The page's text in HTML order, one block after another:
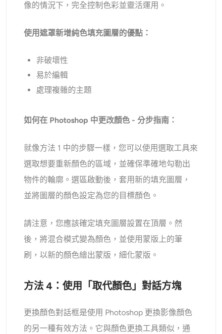
像的情況下，完全控制色彩並靈活運用。
使用遮罩新增純色填充圖層的優點：
非破壞性
易於編輯
處理複雜的主題
如何在 Photoshop 中更改顏色 - 分步指南：
就像方法 1 中的步驟一樣，您可以使用選取工具來
選取想要重新顏色的區域，並確保準確地勾勒出
物件的輪廓。選區啟動後，套用新的填充圖層，
並將圖層的顏色設定為您的目標顏色。
請注意，您應該確定填充圖層設置在頂層。然
後，將混合模式變為顏色，並使用蒙版上的筆
刷，以新的顏色繪出蒙版，細化蒙版。
方法 4：使用「取代顏色」對話方塊
更換顏色對話框是使用 Photoshop 更換影像顏色
的另一種有效方法。它與顏色更換工具類似，通